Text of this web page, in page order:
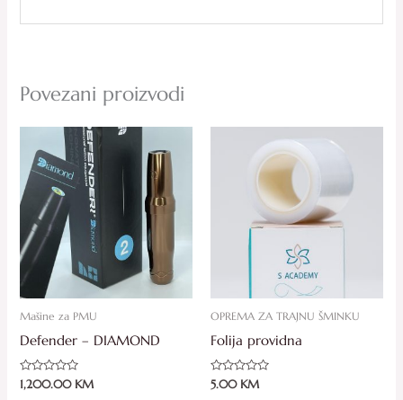
Povezani proizvodi
Mašine za PMU
Defender – DIAMOND
Ocjenjeno
0
1,200.00 KM
OPREMA ZA TRAJNU ŠMINKU
Folija providna
Ocjenjeno
0
5.00 KM